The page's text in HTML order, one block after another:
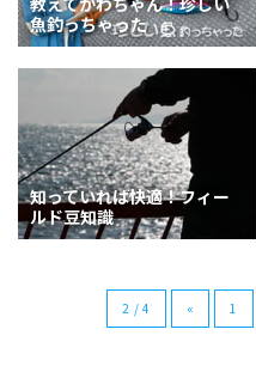
魚釣っちゃった
知っていれば快適！フィー
ルド豆知識
2 / 4 « 1